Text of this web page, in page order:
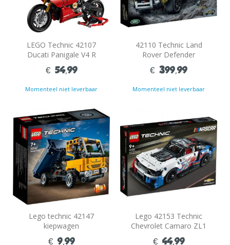
LEGO Technic 42107
Ducati Panigale V4 R
€ 54,99
Momenteel niet leverbaar
42110 Technic Land
Rover Defender
€ 399,99
Momenteel niet leverbaar
Lego technic 42147
kiepwagen
€ 9,99
Lego 42153 Technic
Chevrolet Camaro ZL1
€ 44,99